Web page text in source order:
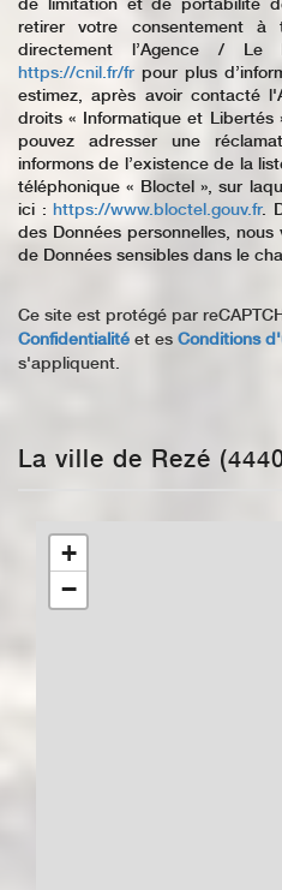
de limitation et de portabilité
retirer votre consentement à
directement l’Agence / Le
https://cnil.fr/fr pour plus
estimez, après avoir contacté
droits « Informatique et
pouvez adresser une
informons de l’existence de la
téléphonique « Bloctel », sur
ici :https://www.bloctel.gouv.fr.
des Données personnelles,
de Données sensibles dans le
Ce site est protégé par
Confidentialité et es Conditions
s'appliquent.
La ville de Rezé
+
−